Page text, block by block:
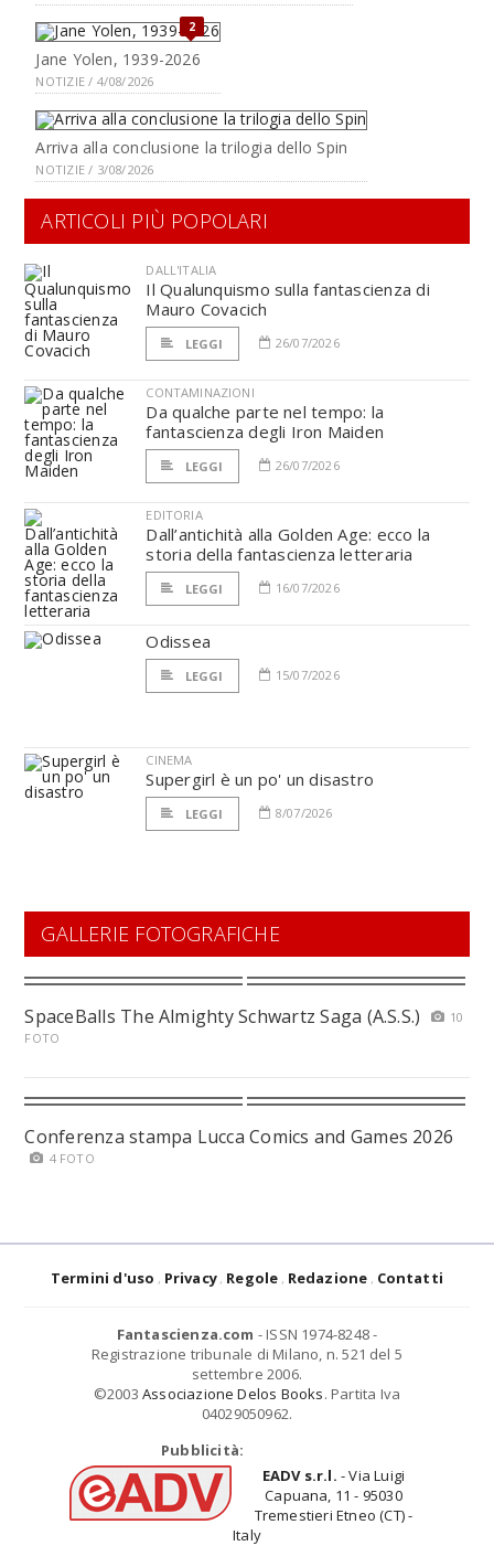
2
Jane Yolen, 1939-2026
NOTIZIE / 4/08/2026
Arriva alla conclusione la trilogia dello Spin
NOTIZIE / 3/08/2026
ARTICOLI PIÙ POPOLARI
DALL'ITALIA
Il Qualunquismo sulla fantascienza di
Mauro Covacich
LEGGI 26/07/2026
CONTAMINAZIONI
Da qualche parte nel tempo: la
fantascienza degli Iron Maiden
LEGGI 26/07/2026
EDITORIA
Dall’antichità alla Golden Age: ecco la
storia della fantascienza letteraria
LEGGI 16/07/2026
Odissea
LEGGI 15/07/2026
CINEMA
Supergirl è un po' un disastro
LEGGI 8/07/2026
GALLERIE FOTOGRAFICHE
SpaceBalls The Almighty Schwartz Saga (A.S.S.)
10
FOTO
Conferenza stampa Lucca Comics and Games 2026
4 FOTO
Termini d'uso Privacy Regole Redazione Contatti
Fantascienza.com - ISSN 1974-8248 -
Registrazione tribunale di Milano, n. 521 del 5
settembre 2006.
©2003 Associazione Delos Books. Partita Iva
04029050962.
Pubblicità:
EADV s.r.l. - Via Luigi
Capuana, 11 - 95030
Tremestieri Etneo (CT) -
Italy